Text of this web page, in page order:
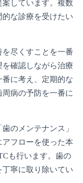
しています。複数
な診療を受けたい
尽くすことを一番
確認しながら治療
に考え、定期的な
病の予防を一番に
のメンテナンス」
フローを使った本
も行います。歯の
寧に取り除いてい